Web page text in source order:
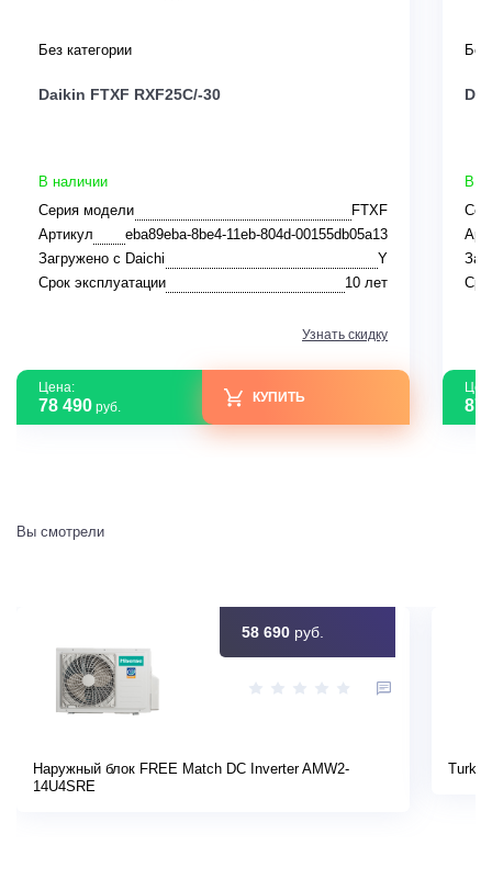
Без категории
Daikin FTXF RXF25C/-30
В наличии
Серия модели
FTXF
Артикул
eba89eba-8be4-11eb-804d-00155db05a13
Загружено с Daichi
Y
Срок эксплуатации
10 лет
Узнать скидку
Цена:
78 490 руб.
КУПИТЬ
Без
В
87
Вы смотрели
58 690 руб.
Наружный блок FREE Match DC Inverter AMW2-
14U4SRE